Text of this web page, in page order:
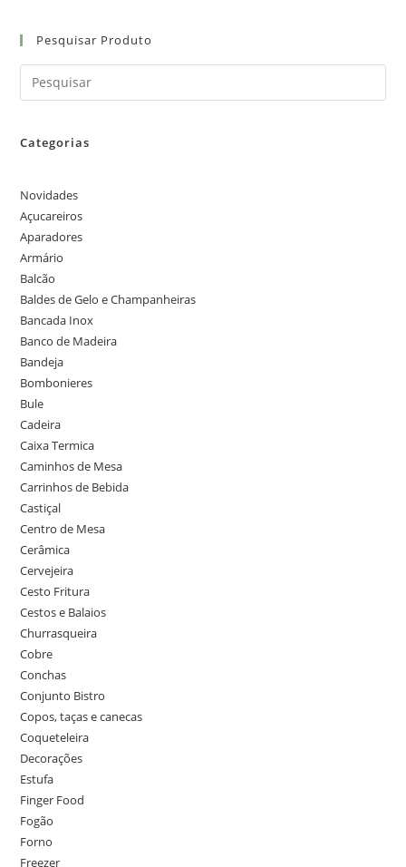
Pesquisar Produto
Categorias
Novidades
Açucareiros
Aparadores
Armário
Balcão
Baldes de Gelo e Champanheiras
Bancada Inox
Banco de Madeira
Bandeja
Bombonieres
Bule
Cadeira
Caixa Termica
Caminhos de Mesa
Carrinhos de Bebida
Castiçal
Centro de Mesa
Cerâmica
Cervejeira
Cesto Fritura
Cestos e Balaios
Churrasqueira
Cobre
Conchas
Conjunto Bistro
Copos, taças e canecas
Coqueteleira
Decorações
Estufa
Finger Food
Fogão
Forno
Freezer